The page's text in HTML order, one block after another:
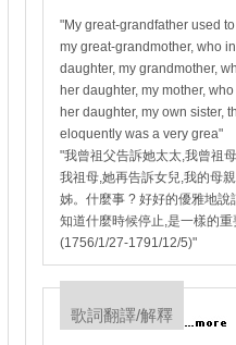
"My great-grandfather used
my great-grandmother, who
daughter, my grandmother,
her daughter, my mother,
her daughter, my own sister,
eloquently was a very grea"
"我曾祖父告訴她太太,我曾祖
我祖母,她再告訴女兒,我的母
姊。什麼事 ? 好好的優雅地說
知道什麼時候停止,是一樣的
(1756/1/27-1791/12/5)"
歌詞翻譯/解釋